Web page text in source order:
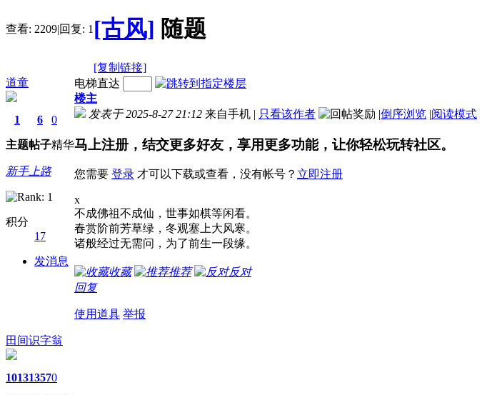
查看: 2209|回复: 1 [古风] 随题
[复制链接]
道童
1
主题
6
帖子
0
精华
新手上路
积分
17
发消息
电梯直达
楼主
发表于 2025-8-27 21:12 来自手机 | 只看该作者 |倒序浏览 |阅读模式
马上注册，结交更多好友，享用更多功能，让你轻松玩转社区。
您需要 登录 才可以下载或查看，没有帐号？ 立即注册
x
不成佛祖不成仙，​世事如棋等闲看。
​春赏阶前芳草绿，​冬观塞上大风寒。
诸般经过无需问，为了前生一段缘。
收藏 推荐
反对
回复
使用道具 举报
田间识字翁
101313570